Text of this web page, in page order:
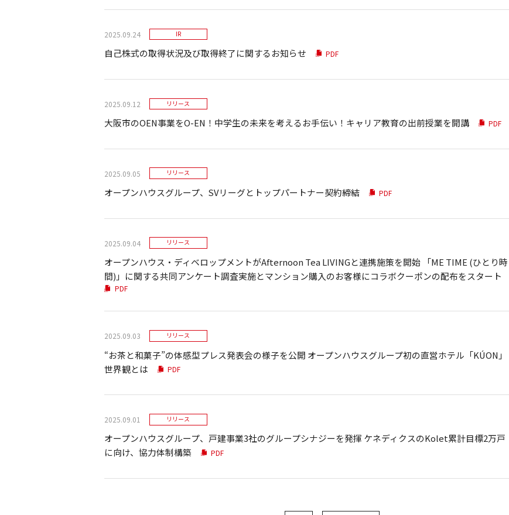
2025.09.24 IR
自己株式の取得状況及び取得終了に関するお知らせ PDF
2025.09.12 リリース
大阪市のOEN事業をO-EN！中学生の未来を考えるお手伝い！キャリア教育の出前授業を開講 PDF
2025.09.05 リリース
オープンハウスグループ、SVリーグとトップパートナー契約締結 PDF
2025.09.04 リリース
オープンハウス・ディベロップメントがAfternoon Tea LIVINGと連携施策を開始 「ME TIME (ひとり時
間)」に関する共同アンケート調査実施とマンション購入のお客様にコラボクーポンの配布をスタート
PDF
2025.09.03 リリース
“お茶と和菓子”の体感型プレス発表会の様子を公開 オープンハウスグループ初の直営ホテル「KÚON」
世界観とは
PDF
2025.09.01 リリース
オープンハウスグループ、戸建事業3社のグループシナジーを発揮 ケネディクスのKolet累計目標2万戸
に向け、協力体制構築
PDF